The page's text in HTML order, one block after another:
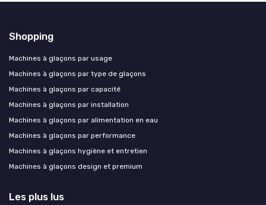
Shopping
Machines à glaçons par usage
Machines à glaçons par type de glaçons
Machines à glaçons par capacité
Machines à glaçons par installation
Machines à glaçons par alimentation en eau
Machines à glaçons par performance
Machines à glaçons hygiène et entretien
Machines à glaçons design et premium
Les plus lus